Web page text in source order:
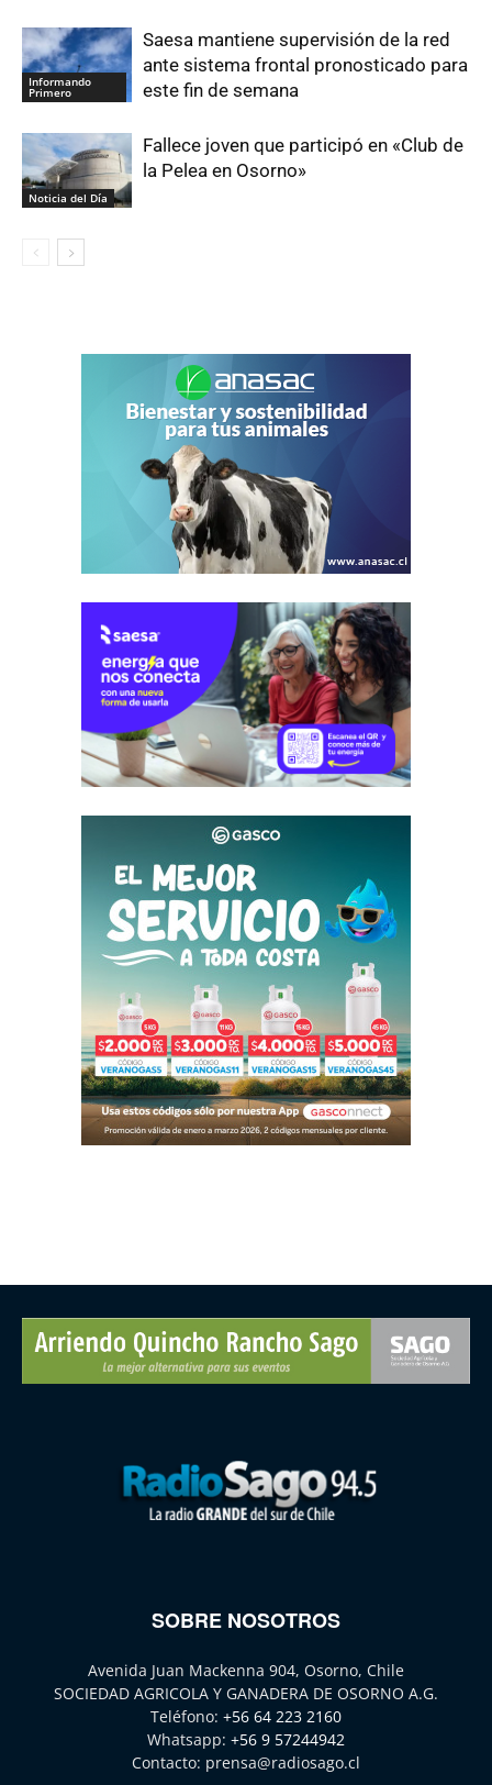
Informando
Primero
Saesa mantiene supervisión de la red
ante sistema frontal pronosticado para
este fin de semana
Noticia del Día
Fallece joven que participó en «Club de
la Pelea en Osorno»
SOBRE NOSOTROS
Avenida Juan Mackenna 904, Osorno, Chile
SOCIEDAD AGRICOLA Y GANADERA DE OSORNO A.G.
Teléfono: +56 64 223 2160
Whatsapp: +56 9 57244942
Contacto: prensa@radiosago.cl